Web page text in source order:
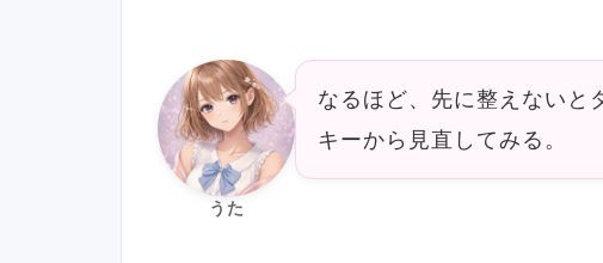
うた
なるほど、先に整えないと
キーから見直してみる。